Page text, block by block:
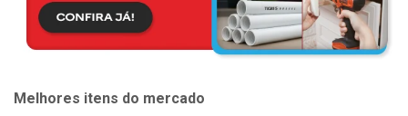
Melhores itens do mercado